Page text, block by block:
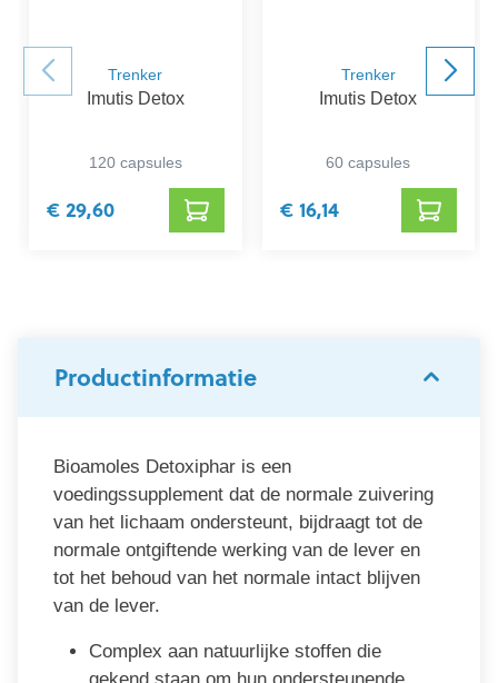
Trenker
Imutis Detox
120 capsules
€ 29,60
Trenker
Imutis Detox
60 capsules
€ 16,14
Productinformatie
Bioamoles Detoxiphar is een
voedingssupplement dat de normale zuivering
van het lichaam ondersteunt, bijdraagt tot de
normale ontgiftende werking van de lever en
tot het behoud van het normale intact blijven
van de lever.
Complex aan natuurlijke stoffen die